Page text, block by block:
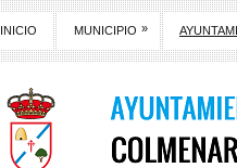
INICIO MUNICIPIO »